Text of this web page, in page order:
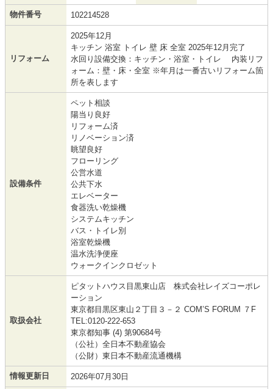
物件番号 102214528
リフォーム
2025年12月
キッチン 浴室 トイレ 壁 床 全室 2025年12月完了
水回り設備交換：キッチン・浴室・トイレ 内装リフ
ォーム：壁・床・全室 ※年月は一番古いリフォーム箇
所を表します
設備条件
ペット相談
陽当り良好
リフォーム済
リノベーション済
眺望良好
フローリング
公営水道
公共下水
エレベーター
食器洗い乾燥機
システムキッチン
バス・トイレ別
浴室乾燥機
温水洗浄便座
ウォークインクロゼット
取扱会社
ピタットハウス目黒東山店 株式会社レイズコーポレ
ーション
東京都目黒区東山２丁目３－２ COM’S FORUM ７F
TEL:0120-222-653
東京都知事 (4) 第90684号
（公社）全日本不動産協会
（公財）東日本不動産流通機構
情報更新日 2026年07月30日